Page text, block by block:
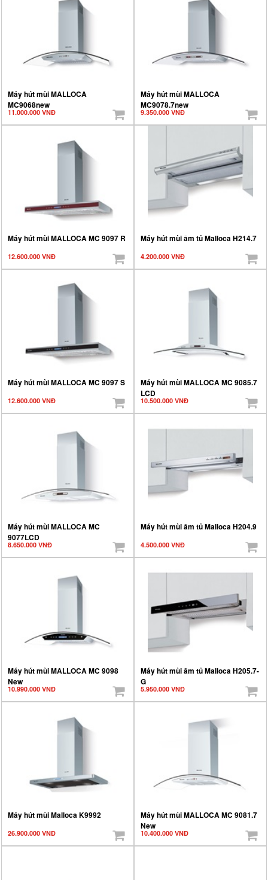
Máy hút mùi MALLOCA
MC9068new
11.000.000 VNĐ
Máy hút mùi MALLOCA
MC9078.7new
9.350.000 VNĐ
Máy hút mùi MALLOCA MC 9097 R
12.600.000 VNĐ
Máy hút mùi âm tủ Malloca H214.7
4.200.000 VNĐ
Máy hút mùi MALLOCA MC 9097 S
12.600.000 VNĐ
Máy hút mùi MALLOCA MC 9085.7
LCD
10.500.000 VNĐ
Máy hút mùi MALLOCA MC
9077LCD
8.650.000 VNĐ
Máy hút mùi âm tủ Malloca H204.9
4.500.000 VNĐ
Máy hút mùi MALLOCA MC 9098
New
10.990.000 VNĐ
Máy hút mùi âm tủ Malloca H205.7-
G
5.950.000 VNĐ
Máy hút mùi Malloca K9992
26.900.000 VNĐ
Máy hút mùi MALLOCA MC 9081.7
New
10.400.000 VNĐ